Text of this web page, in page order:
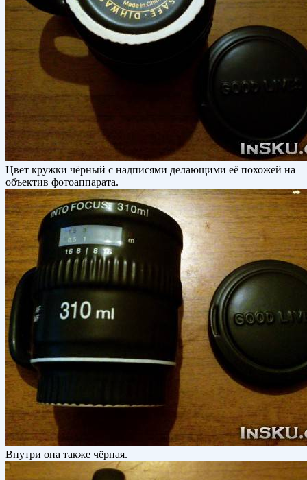
Цвет кружки чёрный с надписями делающими её похожей на
объектив фотоаппарата.
Внутри она также чёрная.